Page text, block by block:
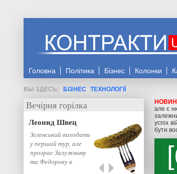
Головна Політика Бізнес Колонки
БІЗНЕС
ТЕХНОЛОГІЇ
але є
успіх
бути
Вечірня горілка
Леонид Швец
Зеленський виходить
у перший тур, але
програє Залужному
та Федорову в